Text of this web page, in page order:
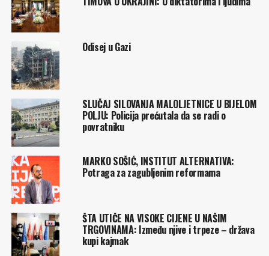
Odisej u Gazi
SLUČAJ SILOVANJA MALOLJETNICE U BIJELOM
POLJU: Policija prećutala da se radi o
povratniku
MARKO SOŠIĆ, INSTITUT ALTERNATIVA:
Potraga za zagubljenim reformama
ŠTA UTIČE NA VISOKE CIJENE U NAŠIM
TRGOVINAMA: Između njive i trpeze – država
kupi kajmak